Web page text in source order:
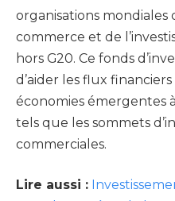
organisations
commerce et de
hors G20. Ce fonds
d’aider les flux
économies émergentes
tels que les sommets
commerciales.
Lire aussi :